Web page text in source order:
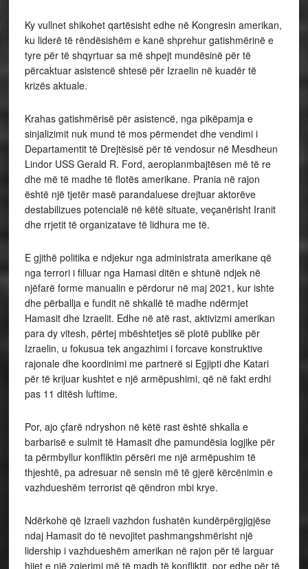
Ky vullnet shikohet qartësisht edhe në Kongresin amerikan,
ku liderë të rëndësishëm e kanë shprehur gatishmërinë e
tyre për të shqyrtuar sa më shpejt mundësinë për të
përcaktuar asistencë shtesë për Izraelin në kuadër të
krizës aktuale.
Krahas gatishmërisë për asistencë, nga pikëpamja e
sinjalizimit nuk mund të mos përmendet dhe vendimi i
Departamentit të Drejtësisë për të vendosur në Mesdheun
Lindor USS Gerald R. Ford, aeroplanmbajtësen më të re
dhe më të madhe të flotës amerikane. Prania në rajon
është një tjetër masë parandaluese drejtuar aktorëve
destabilizues potencialë në këtë situate, veçanërisht Iranit
dhe rrjetit të organizatave të lidhura me të.
E gjithë politika e ndjekur nga administrata amerikane që
nga terrori i filluar nga Hamasi ditën e shtunë ndjek në
njëfarë forme manualin e përdorur në maj 2021, kur ishte
dhe përballja e fundit në shkallë të madhe ndërmjet
Hamasit dhe Izraelit. Edhe në atë rast, aktivizmi amerikan
para dy vitesh, përtej mbështetjes së plotë publike për
Izraelin, u fokusua tek angazhimi i forcave konstruktive
rajonale dhe koordinimi me partnerë si Egjipti dhe Katari
për të krijuar kushtet e një armëpushimi, që në fakt erdhi
pas 11 ditësh luftime.
Por, ajo çfarë ndryshon në këtë rast është shkalla e
barbarisë e sulmit të Hamasit dhe pamundësia logjike për
ta përmbyllur konfliktin përsëri me një armëpushim të
thjeshtë, pa adresuar në sensin më të gjerë kërcënimin e
vazhdueshëm terrorist që qëndron mbi krye.
Ndërkohë që Izraeli vazhdon fushatën kundërpërgjigjëse
ndaj Hamasit do të nevojitet pashmangshmërisht një
lidership i vazhdueshëm amerikan në rajon për të larguar
hijet e një zgjerimi më të madh të konfliktit, por edhe për të